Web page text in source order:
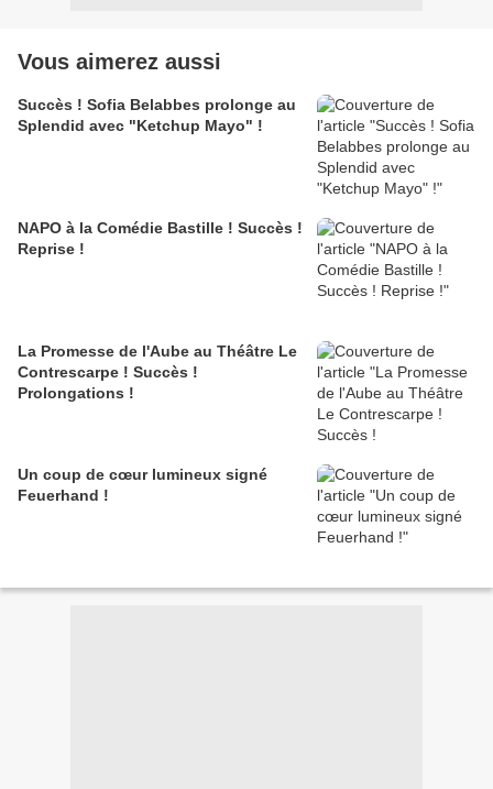
Vous aimerez aussi
Succès ! Sofia Belabbes prolonge au
Splendid avec "Ketchup Mayo" !
NAPO à la Comédie Bastille ! Succès !
Reprise !
La Promesse de l'Aube au Théâtre Le
Contrescarpe ! Succès !
Prolongations !
Un coup de cœur lumineux signé
Feuerhand !